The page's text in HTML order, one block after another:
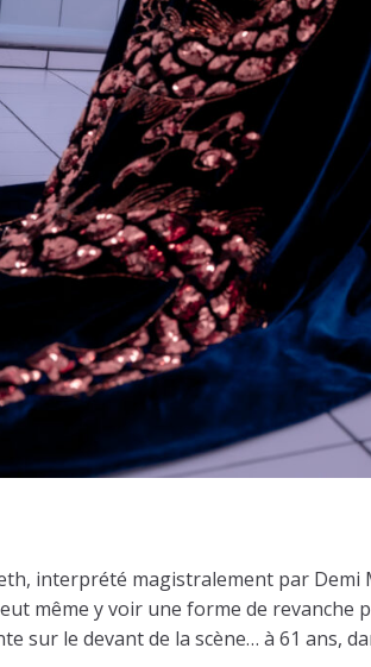
interprété magistralement par
même y voir une forme de
sur le devant de la scène… à 61 ans,